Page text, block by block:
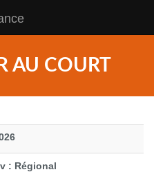
AU COURT
: Régional